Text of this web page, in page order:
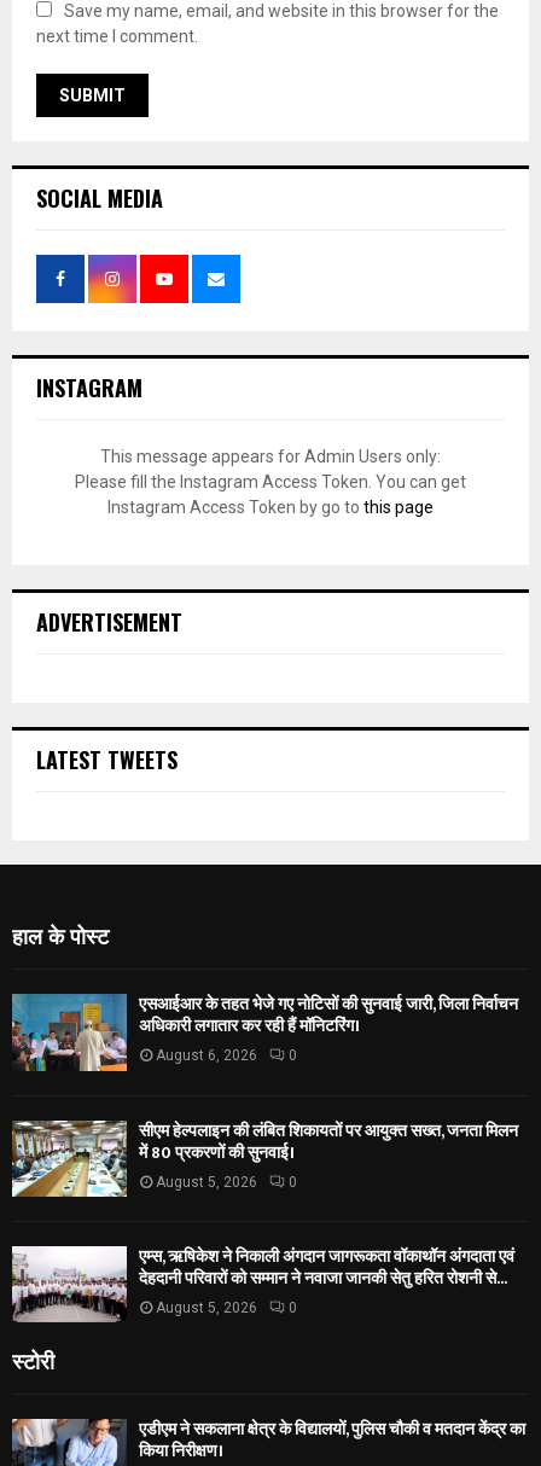
Save my name, email, and website in this browser for the
next time I comment.
SOCIAL MEDIA
INSTAGRAM
This message appears for Admin Users only:
Please fill the Instagram Access Token. You can get
Instagram Access Token by go to this page
ADVERTISEMENT
LATEST TWEETS
हाल के पोस्ट
एसआईआर के तहत भेजे गए नोटिसों की सुनवाई जारी, जिला निर्वाचन
अधिकारी लगातार कर रही हैं मॉनिटरिंग।
August 6, 2026 0
सीएम हेल्पलाइन की लंबित शिकायतों पर आयुक्त सख्त, जनता मिलन
में 80 प्रकरणों की सुनवाई।
August 5, 2026 0
एम्स, ऋषिकेश ने निकाली अंगदान जागरूकता वॉकाथॉन अंगदाता एवं
देहदानी परिवारों को सम्मान ने नवाजा जानकी सेतु हरित रोशनी से...
August 5, 2026 0
स्टोरी
एडीएम ने सकलाना क्षेत्र के विद्यालयों, पुलिस चौकी व मतदान केंद्र का
किया निरीक्षण।